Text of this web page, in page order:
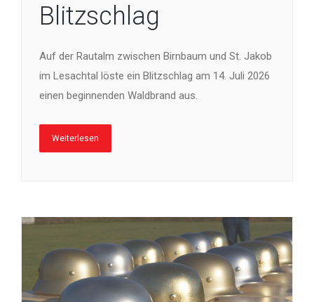
Blitzschlag
Auf der Rautalm zwischen Birnbaum und St. Jakob
im Lesachtal löste ein Blitzschlag am 14. Juli 2026
einen beginnenden Waldbrand aus.
Weiterlesen